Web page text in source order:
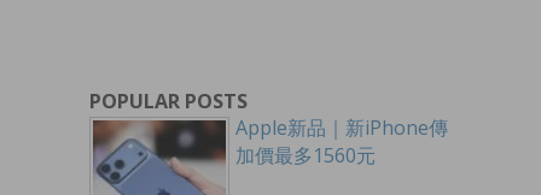
POPULAR POSTS
Apple新品｜新iPhone傳
加價最多1560元